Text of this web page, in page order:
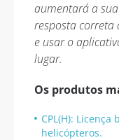
aumentará a
resposta correta
e usar o
lugar.
Os produtos
CPL(H):
helicópteros.